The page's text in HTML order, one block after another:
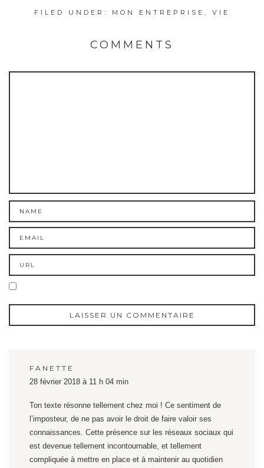
FILED UNDER: MON ENTREPRISE , VIE
COMMENTS
FANETTE
28 février 2018 à 11 h 04 min
Ton texte résonne tellement chez moi ! Ce sentiment de
l’imposteur, de ne pas avoir le droit de faire valoir ses
connaissances. Cette présence sur les réseaux sociaux qui
est devenue tellement incontournable, et tellement
compliquée à mettre en place et à maintenir au quotidien